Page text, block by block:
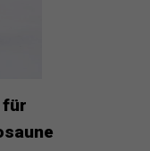
für